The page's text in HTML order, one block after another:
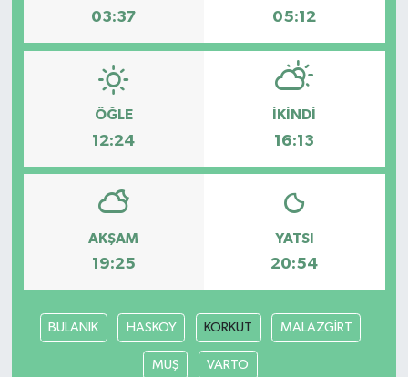
03:37 05:12
ÖĞLE
12:24
İKINDI
16:13
AKŞAM
19:25
YATSI
20:54
BULANIK HASKÖY KORKUT MALAZGİRT
MUŞ VARTO